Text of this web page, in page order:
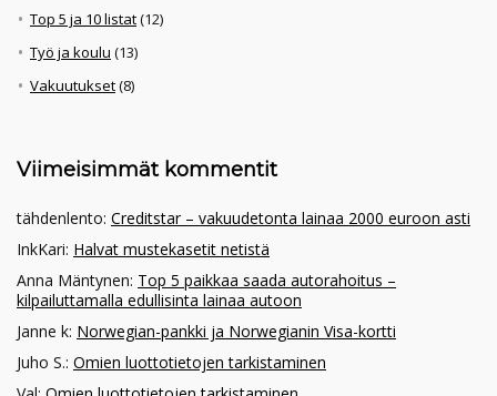
Top 5 ja 10 listat(12)
Työ ja koulu (13)
Vakuutukset(8)
Viimeisimmät kommentit
tähdenlento: Creditstar – vakuudetonta lainaa 2000 euroon asti
InkKari: Halvat mustekasetit netistä
Anna Mäntynen: Top 5 paikkaa saada autorahoitus –
kilpailuttamalla edullisinta lainaa autoon
Janne k: Norwegian-pankki ja Norwegianin Visa-kortti
Juho S.: Omien luottotietojen tarkistaminen